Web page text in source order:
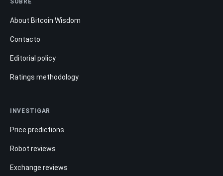
About Bitcoin Wisdom
Contacto
Editorial policy
Ratings methodology
INVESTIGAR
Price predictions
Robot reviews
Exchange reviews